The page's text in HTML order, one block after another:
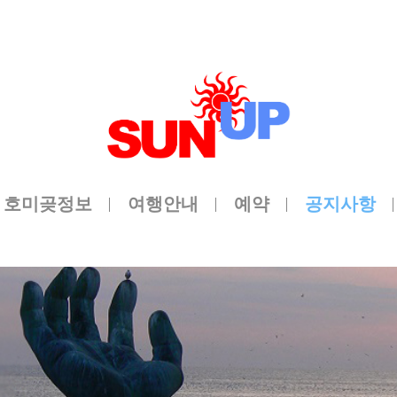
호미곶정보 여행안내 예약 공지사항